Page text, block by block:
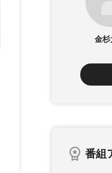
金
番組